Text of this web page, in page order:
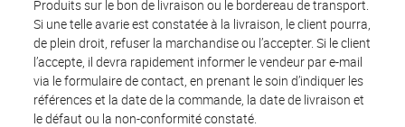
Produits sur le bon de livraison ou le bordereau de transport.
Si une telle avarie est constatée à la livraison, le client pourra,
de plein droit, refuser la marchandise ou l’accepter. Si le client
l’accepte, il devra rapidement informer le vendeur par e-mail
via le formulaire de contact, en prenant le soin d’indiquer les
références et la date de la commande, la date de livraison et
le défaut ou la non-conformité constaté.